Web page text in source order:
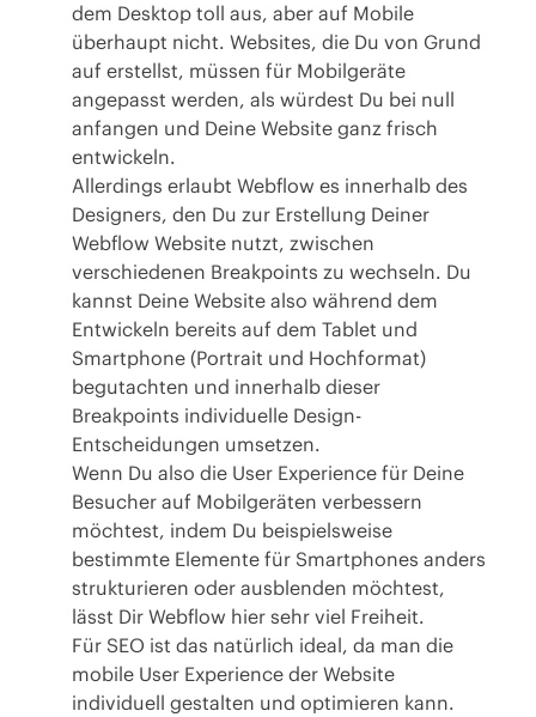
dem Desktop toll aus, aber auf Mobile
überhaupt nicht. Websites, die Du von Grund
auf erstellst, müssen für Mobilgeräte
angepasst werden, als würdest Du bei null
anfangen und Deine Website ganz frisch
entwickeln.
Allerdings erlaubt Webflow es innerhalb des
Designers, den Du zur Erstellung Deiner
Webflow Website nutzt, zwischen
verschiedenen Breakpoints zu wechseln. Du
kannst Deine Website also während dem
Entwickeln bereits auf dem Tablet und
Smartphone (Portrait und Hochformat)
begutachten und innerhalb dieser
Breakpoints individuelle Design-
Entscheidungen umsetzen.
Wenn Du also die User Experience für Deine
Besucher auf Mobilgeräten verbessern
möchtest, indem Du beispielsweise
bestimmte Elemente für Smartphones anders
strukturieren oder ausblenden möchtest,
lässt Dir Webflow hier sehr viel Freiheit.
Für SEO ist das natürlich ideal, da man die
mobile User Experience der Website
individuell gestalten und optimieren kann.